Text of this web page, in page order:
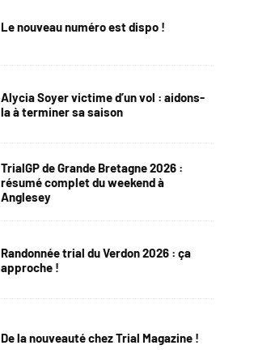
Le nouveau numéro est dispo !
Alycia Soyer victime d’un vol : aidons-
la à terminer sa saison
TrialGP de Grande Bretagne 2026 :
résumé complet du weekend à
Anglesey
Randonnée trial du Verdon 2026 : ça
approche !
De la nouveauté chez Trial Magazine !